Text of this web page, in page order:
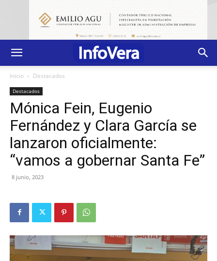
Inicio Destacados
Destacados
Mónica Fein, Eugenio
Fernández y Clara García se
lanzaron oficialmente:
“vamos a gobernar Santa Fe”
8 junio, 2023